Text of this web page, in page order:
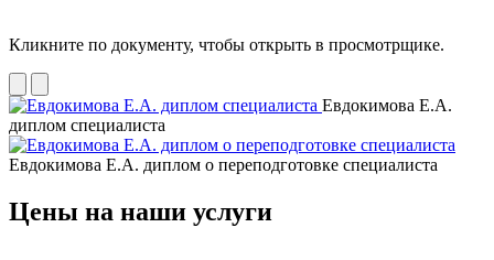
Кликните по документу, чтобы открыть в просмотрщике.
Евдокимова Е.А.
диплом специалиста
Евдокимова Е.А. диплом о переподготовке специалиста
Цены на наши услуги